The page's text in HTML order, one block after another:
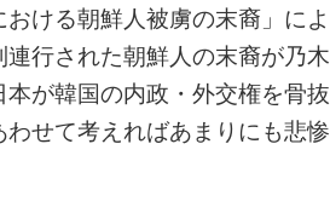
ける朝鮮人被虜の末裔」によ
行された朝鮮人の末裔が乃木
が韓国の内政・外交権を骨抜
せて考えればあまりにも悲惨